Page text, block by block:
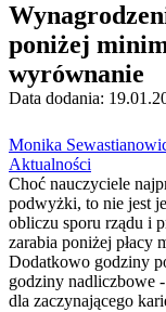
poniżej
wyrównanie
Data dodania:
Monika
Aktualności
Choć nauczyciele
podwyżki, to nie jest
obliczu sporu rządu i
zarabia poniżej płacy
Dodatkowo godziny
godziny nadliczbowe
dla zaczynającego